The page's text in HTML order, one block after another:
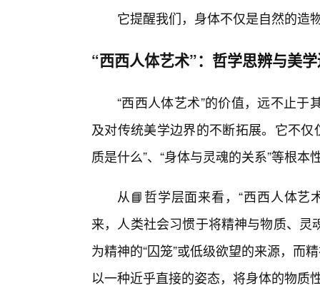
它提醒我们，身体不仅是自然的造
“西西人体艺术”：哲学思辨与美
“西西人体艺术”的价值，远不止
及对传统美学边界的不断拓展。它不仅
质是什么”、“身体与灵魂的关系”等根本
从📘哲学层面来看，“西西人体艺
来，人类社会习惯于将精神与物质、
为精神的“囚笼”或低级欲望的来源，而
以一种近乎直接的姿态，将身体的物质